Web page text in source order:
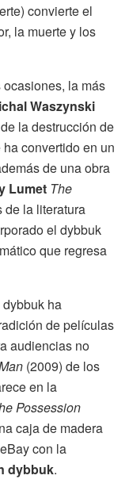
convierte el
la muerte y los
la más
Waszynski
la destrucción de
convertido en un
de una obra
Lumet The
la literatura
el dybbuk
que regresa
ha
de películas
audiencias no
(2009) de los
en la
Possession
caja de madera
con la
dybbuk.